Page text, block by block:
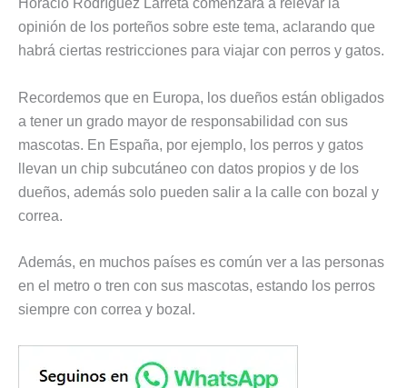
Horacio Rodríguez Larreta comenzará a relevar la
opinión de los porteños sobre este tema, aclarando que
habrá ciertas restricciones para viajar con perros y gatos.
Recordemos que en Europa, los dueños están obligados
a tener un grado mayor de responsabilidad con sus
mascotas. En España, por ejemplo, los perros y gatos
llevan un chip subcutáneo con datos propios y de los
dueños, además solo pueden salir a la calle con bozal y
correa.
Además, en muchos países es común ver a las personas
en el metro o tren con sus mascotas, estando los perros
siempre con correa y bozal.